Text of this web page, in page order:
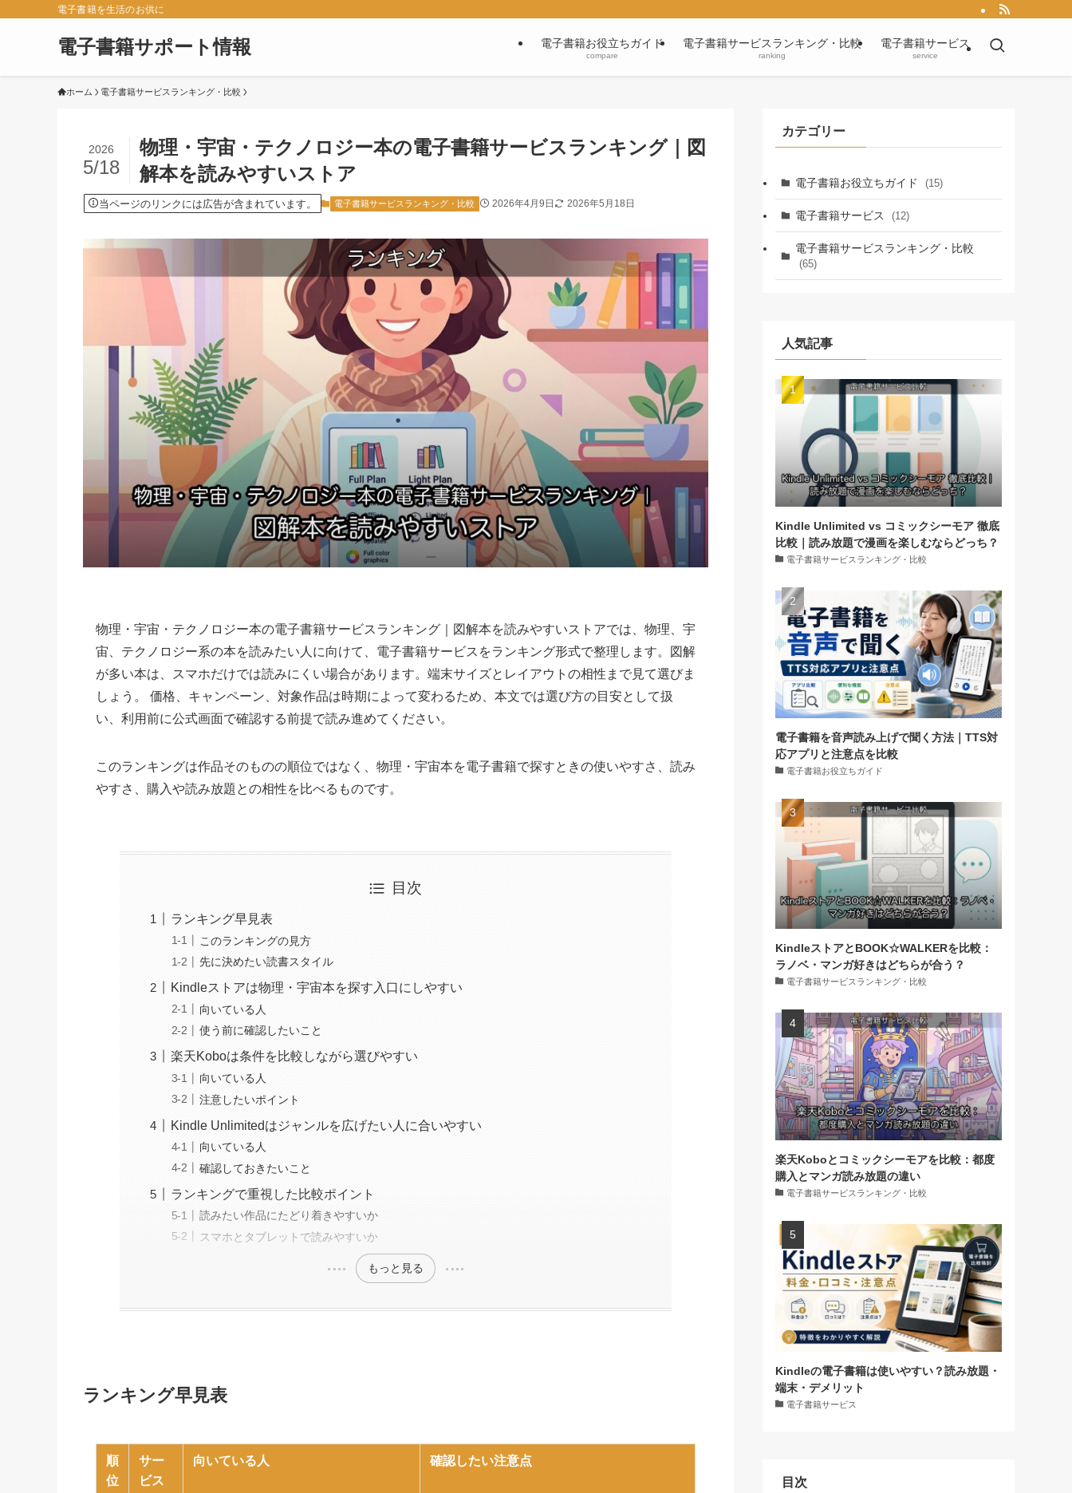
電子書籍を生活のお供に
電子書籍サポート情報 電子書籍お役立ちガイド
compare
電子書籍サービスランキング・比較
ranking
電子書籍サービス
service
ホーム 電子書籍サービスランキング・比較
物理・宇宙・テクノロジー本の電子書籍サービスランキング｜図
解本を読みやすいストア
2026
5/18
当ページのリンクには広告が含まれています。 電子書籍サービスランキング・比較 2026年4月9日 2026年5月18日
物理・宇宙・テクノロジー本の電子書籍サービスランキング｜図解本を読みやすいストアでは、物理、宇
宙、テクノロジー系の本を読みたい人に向けて、電子書籍サービスをランキング形式で整理します。図解
が多い本は、スマホだけでは読みにくい場合があります。端末サイズとレイアウトの相性まで見て選びま
しょう。 価格、キャンペーン、対象作品は時期によって変わるため、本文では選び方の目安として扱
い、利用前に公式画面で確認する前提で読み進めてください。
このランキングは作品そのものの順位ではなく、物理・宇宙本を電子書籍で探すときの使いやすさ、読み
やすさ、購入や読み放題との相性を比べるものです。
目次
ランキング早見表
このランキングの見方
先に決めたい読書スタイル
Kindleストアは物理・宇宙本を探す入口にしやすい
向いている人
使う前に確認したいこと
楽天Koboは条件を比較しながら選びやすい
向いている人
注意したいポイント
Kindle Unlimitedはジャンルを広げたい人に合いやすい
向いている人
確認しておきたいこと
ランキングで重視した比較ポイント
読みたい作品にたどり着きやすいか
スマホとタブレットで読みやすいか
もっと見る
ランキング早見表
順
位
サー
ビス
向いている人 確認したい注意点
カテゴリー
電子書籍お役立ちガイド (15)
電子書籍サービス (12)
電子書籍サービスランキング・比較
(65)
人気記事
Kindle Unlimited vs コミックシーモア 徹底
比較｜読み放題で漫画を楽しむならどっち？
電子書籍サービスランキング・比較
電子書籍を音声読み上げで聞く方法｜TTS対
応アプリと注意点を比較
電子書籍お役立ちガイド
KindleストアとBOOK☆WALKERを比較：
ラノベ・マンガ好きはどちらが合う？
電子書籍サービスランキング・比較
楽天Koboとコミックシーモアを比較：都度
購入とマンガ読み放題の違い
電子書籍サービスランキング・比較
Kindleの電子書籍は使いやすい？読み放題・
端末・デメリット
電子書籍サービス
目次